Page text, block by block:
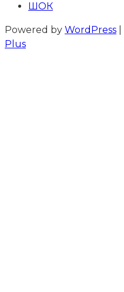
ШОК
Powered by WordPress
Plus